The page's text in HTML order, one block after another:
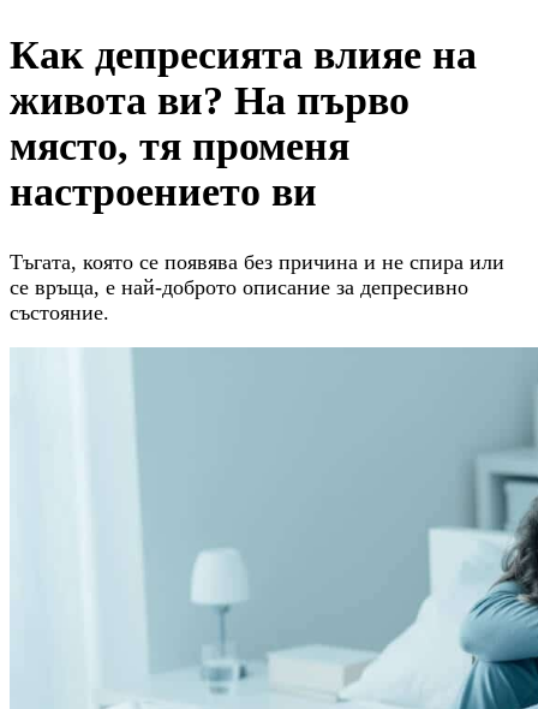
Как депресията влияе на
живота ви? На първо
място, тя променя
настроението ви
Тъгата, която се появява без причина и не спира или
се връща, е най-доброто описание за депресивно
състояние.